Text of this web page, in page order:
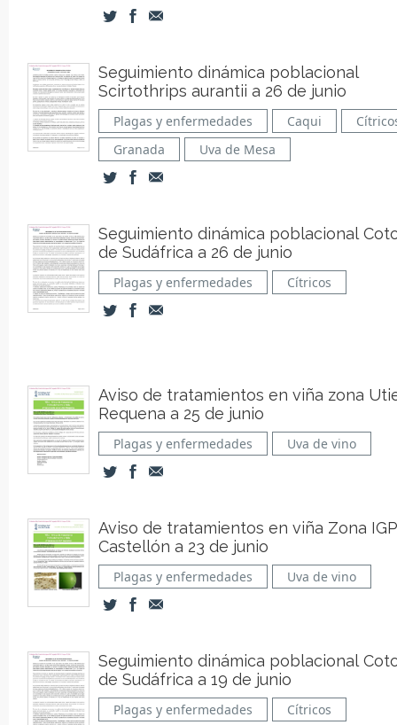
Seguimiento dinámica poblacional
Scirtothrips aurantii a 26 de junio
Plagas y enfermedades Caqui
Granada
Uva de Mesa
Seguimiento dinámica poblacional
de Sudáfrica a 26 de junio
Plagas y enfermedades Cítricos
Aviso de tratamientos en viña zona
Requena a 25 de junio
Plagas y enfermedades Uva de vino
Aviso de tratamientos en viña Zona IGP
Castellón a 23 de junio
Plagas y enfermedades Uva de vino
Seguimiento dinámica poblacional
de Sudáfrica a 19 de junio
Plagas y enfermedades Cítricos